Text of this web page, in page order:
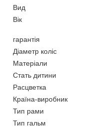
Вид
Вік
гарантія
Діаметр коліс
Матеріали
Стать дитини
Расцветка
Країна-виробник
Тип рами
Тип гальм